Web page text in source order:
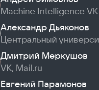
Machine Intelligence VK
Александр Дьяконов
Центральный
Дмитрий Меркушов
VK, Mail.ru
Евгений Парамонов